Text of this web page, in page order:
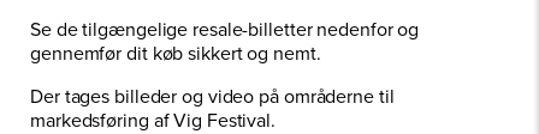
Se de tilgængelige resale-billetter nedenfor og
gennemfør dit køb sikkert og nemt.
Der tages billeder og video på områderne til
markedsføring af Vig Festival.